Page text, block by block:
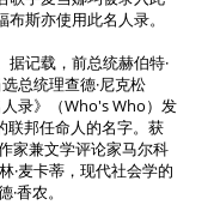
斯亦使用此名人录。
据记载，前总统赫伯特·
总统理查德·尼克松
录》（Who's Who）发
联邦任命人的名字。获
家兼文学评论家马尔科
·麦卡蒂，现代社会学的
香农。